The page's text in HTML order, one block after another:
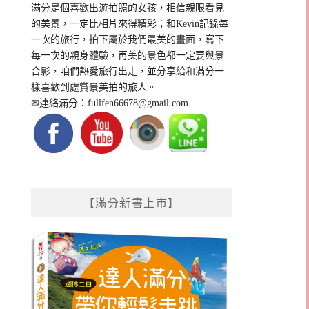
滿分是個喜歡出遊拍照的女孩，相信親眼看見
的美景，一定比相片來得精彩；和Kevin記錄每
一次的旅行，拍下屬於我們最美的畫面，寫下
每一次的親身體驗，再美的景色都一定要與景
合影，咱們熱愛旅行出走，並分享給和滿分一
樣喜歡到處賞景美拍的旅人。
✉連絡滿分：fullfen66678@gmail.com
【滿分新書上市】